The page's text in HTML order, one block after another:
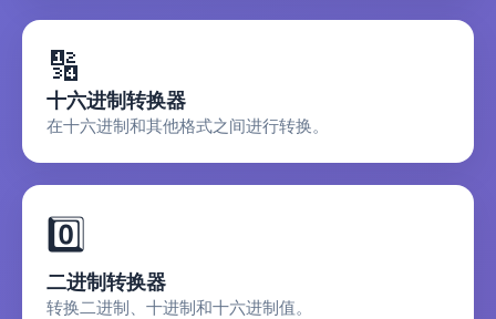
🔢
十六进制转换器
在十六进制和其他格式之间进行转换。
0️⃣
二进制转换器
转换二进制、十进制和十六进制值。